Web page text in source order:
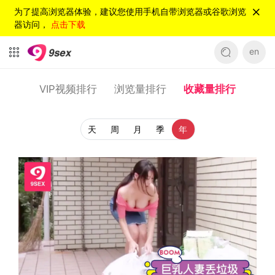
为了提高浏览器体验，建议您使用手机自带浏览器或谷歌浏览
器访问， 点击下载
en
VIP视频排行 浏览量排行 收藏量排行
天 周 月 季 年